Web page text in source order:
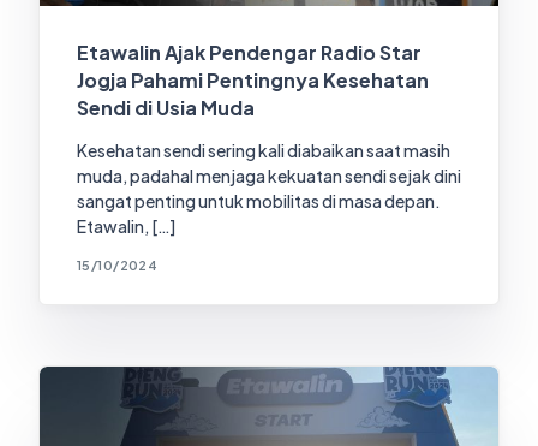
Etawalin Ajak Pendengar Radio Star
Jogja Pahami Pentingnya Kesehatan
Sendi di Usia Muda
Kesehatan sendi sering kali diabaikan saat masih
muda, padahal menjaga kekuatan sendi sejak dini
sangat penting untuk mobilitas di masa depan.
Etawalin, […]
15/10/2024